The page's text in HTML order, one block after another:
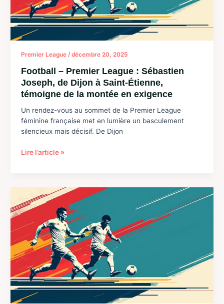
perdre
quatre
points
Premier League/décembre 20, 2025
Football – Premier League : Sébastien
Joseph, de Dijon à Saint-Étienne,
témoigne de la montée en exigence
Un rendez-vous au sommet de la Premier League
féminine française met en lumière un basculement
silencieux mais décisif. De Dijon
Football
Sébastien
Joseph,
de
Dijon
Saint-
Étienne,
témoigne
de
la
Lire l’article »